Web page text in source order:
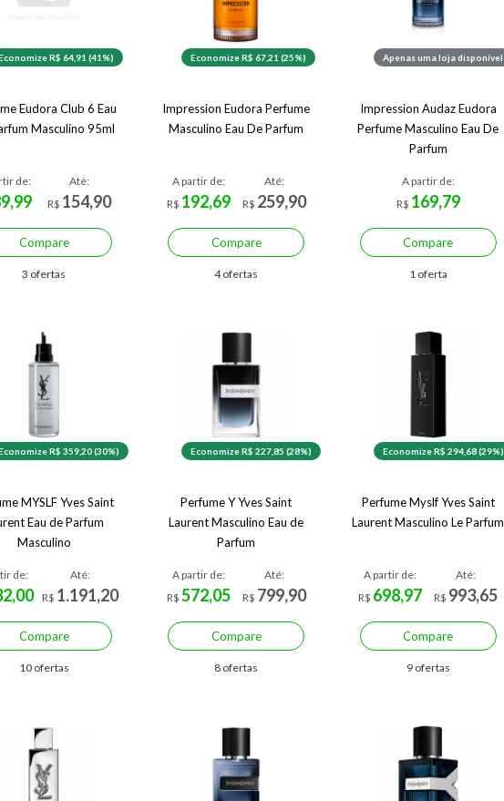
R$ 64,91 (41%)
Eudora Club 6 Eau
Masculino 95ml
de:
Até:
R$ 154,90
Compare
3 ofertas
Economize R$ 67,21 (25%)
Impression Eudora Perfume
Masculino Eau De Parfum
A partir de:
R$ 192,69
Até:
R$ 259,90
Compare
4 ofertas
Apenas uma loja disponível
Impression Audaz Eudora
Perfume Masculino Eau De
Parfum
A partir de:
R$ 169,79
Compare
1 oferta
R$ 359,20 (30%)
MYSLF Yves Saint
Eau de Parfum
Masculino
de:
Até:
R$ 1.191,20
Compare
10 ofertas
Economize R$ 227,85 (28%)
Perfume Y Yves Saint
Laurent Masculino Eau de
Parfum
A partir de:
R$ 572,05
Até:
R$ 799,90
Compare
8 ofertas
Economize R$ 294,68 (29%)
Perfume Myslf Yves Saint
Laurent Masculino Le Parfum
A partir de:
R$ 698,97
Até:
R$ 993,65
Compare
9 ofertas